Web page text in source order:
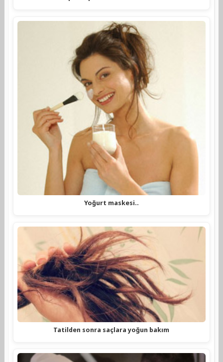
Yoğurt maskesi..
Tatilden sonra saçlara yoğun bakım